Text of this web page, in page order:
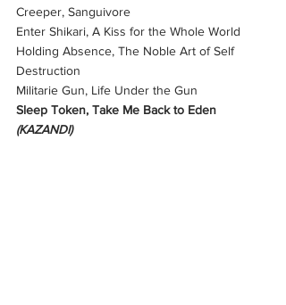
Creeper, Sanguivore
Enter Shikari, A Kiss for the Whole World
Holding Absence, The Noble Art of Self
Destruction
Militarie Gun, Life Under the Gun
Sleep Token, Take Me Back to Eden
(KAZANDI)